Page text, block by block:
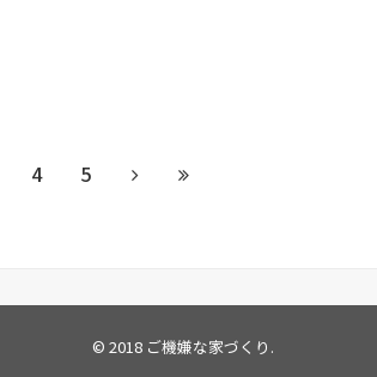
4 5
© 2018 ご機嫌な家づくり .